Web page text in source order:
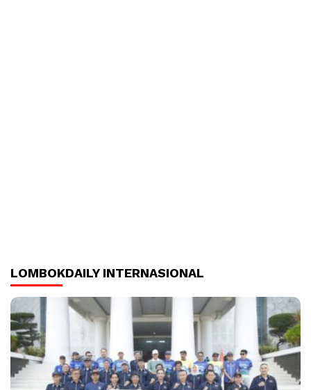
LOMBOKDAILY INTERNASIONAL